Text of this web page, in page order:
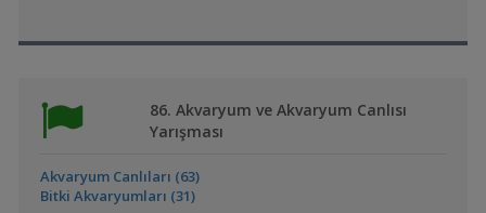
86. Akvaryum ve Akvaryum Canlısı
Yarışması
Akvaryum Canlıları (63)
Bitki Akvaryumları (31)